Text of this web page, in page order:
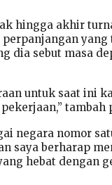
hingga akhir
perpanjangan
dia sebut masa
untuk saat ini
tambah
negara nomor
saya berharap
hebat dengan